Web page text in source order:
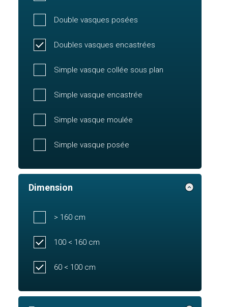
Double vasques posées
Doubles vasques encastrées
Simple vasque collée sous plan
Simple vasque encastrée
Simple vasque moulée
Simple vasque posée
Dimension
> 160 cm
100 < 160 cm
60 < 100 cm